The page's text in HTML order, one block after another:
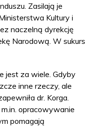
Zasilają je
Kultury i
naczelną dyrekcję
Narodową. W sukurs
jest za wiele. Gdyby
inne rzeczy, ale
dr. Korga.
opracowywanie
pomagają